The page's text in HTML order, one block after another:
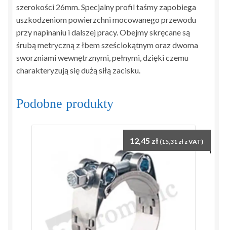
szerokości 26mm. Specjalny profil taśmy zapobiega
uszkodzeniom powierzchni mocowanego przewodu
przy napinaniu i dalszej pracy. Obejmy skręcane są
śrubą metryczną z łbem sześciokątnym oraz dwoma
sworzniami wewnętrznymi, pełnymi, dzięki czemu
charakteryzują się dużą siłą zacisku.
Podobne produkty
12,45 zł (15,31 zł z VAT)